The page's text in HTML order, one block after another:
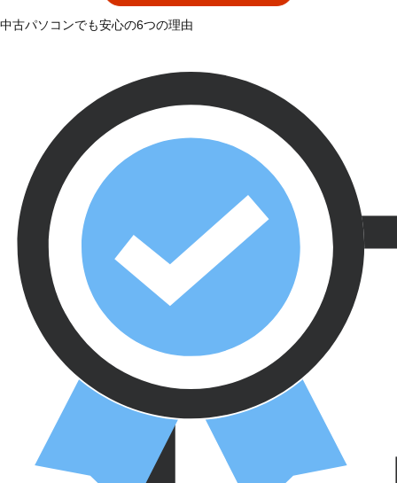
中古パソコンでも安心の6つの理由